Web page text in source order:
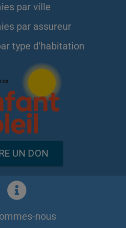
par ville
par assureur
type d'habitation
UN DON
nous